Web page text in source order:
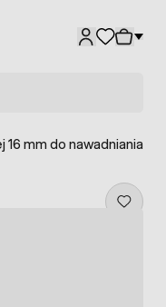
mm do nawadniania